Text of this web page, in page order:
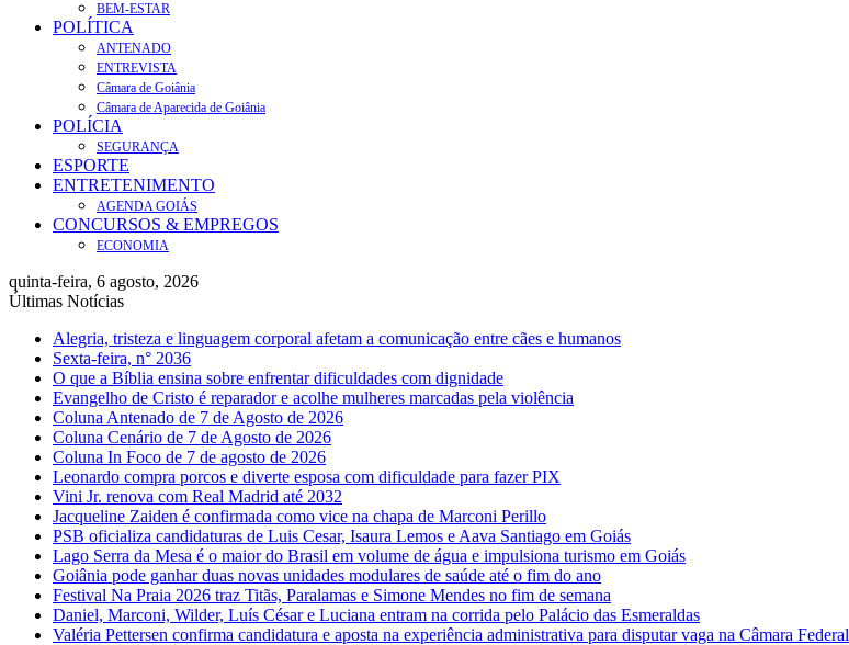
BEM-ESTAR
POLÍTICA
ANTENADO
ENTREVISTA
Câmara de Goiânia
Câmara de Aparecida de Goiânia
POLÍCIA
SEGURANÇA
ESPORTE
ENTRETENIMENTO
AGENDA GOIÁS
CONCURSOS & EMPREGOS
ECONOMIA
quinta-feira, 6 agosto, 2026
Últimas Notícias
Alegria, tristeza e linguagem corporal afetam a comunicação entre cães e humanos
Sexta-feira, n° 2036
O que a Bíblia ensina sobre enfrentar dificuldades com dignidade
Evangelho de Cristo é reparador e acolhe mulheres marcadas pela violência
Coluna Antenado de 7 de Agosto de 2026
Coluna Cenário de 7 de Agosto de 2026
Coluna In Foco de 7 de agosto de 2026
Leonardo compra porcos e diverte esposa com dificuldade para fazer PIX
Vini Jr. renova com Real Madrid até 2032
Jacqueline Zaiden é confirmada como vice na chapa de Marconi Perillo
PSB oficializa candidaturas de Luis Cesar, Isaura Lemos e Aava Santiago em Goiás
Lago Serra da Mesa é o maior do Brasil em volume de água e impulsiona turismo em Goiás
Goiânia pode ganhar duas novas unidades modulares de saúde até o fim do ano
Festival Na Praia 2026 traz Titãs, Paralamas e Simone Mendes no fim de semana
Daniel, Marconi, Wilder, Luís César e Luciana entram na corrida pelo Palácio das Esmeraldas
Valéria Pettersen confirma candidatura e aposta na experiência administrativa para disputar vaga na Câmara Federal